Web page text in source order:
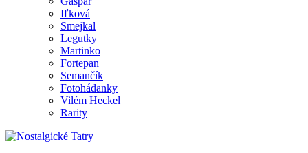
Iľková
Smejkal
Legutky
Martinko
Fortepan
Semančík
Fotohádanky
Vilém Heckel
Rarity